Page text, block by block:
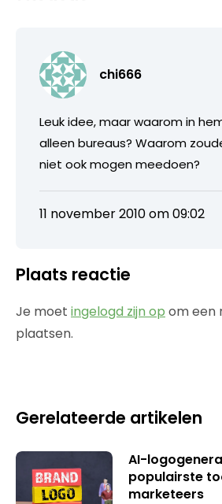
chi666
Leuk idee, maar waarom in
alleen bureaus? Waarom
niet ook mogen meedoen?
11 november 2010 om 09:02
Plaats reactie
Je moet ingelogd zijn op om een
plaatsen.
Gerelateerde artikelen
AI-
populairste
marketeers